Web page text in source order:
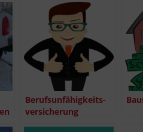
Berufs­un­fä­hig­keits­
ver­si­che­rung